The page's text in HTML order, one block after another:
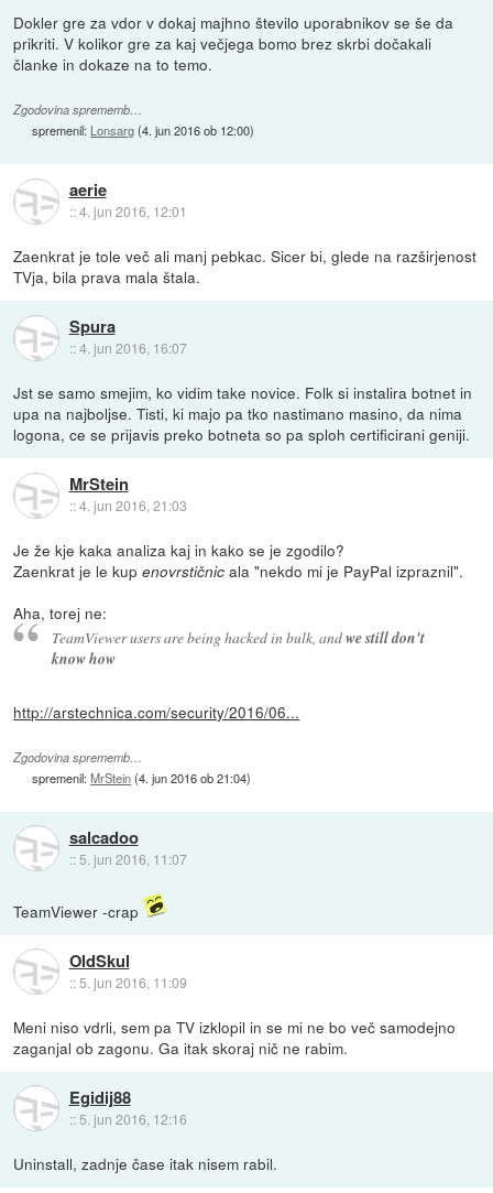
Dokler gre za vdor v dokaj majhno število uporabnikov se še da
prikriti. V kolikor gre za kaj večjega bomo brez skrbi dočakali
članke in dokaze na to temo.
Zgodovina sprememb…
spremenil: Lonsarg(4. jun 2016 ob 12:00)
aerie
::4. jun 2016, 12:01
Zaenkrat je tole več ali manj pebkac. Sicer bi, glede na razširjenost
TVja, bila prava mala štala.
Spura
::4. jun 2016, 16:07
Jst se samo smejim, ko vidim take novice. Folk si instalira botnet in
upa na najboljse. Tisti, ki majo pa tko nastimano masino, da nima
logona, ce se prijavis preko botneta so pa sploh certificirani geniji.
MrStein
::4. jun 2016, 21:03
Je že kje kaka analiza kaj in kako se je zgodilo?
Zaenkrat je le kupenovrstičnic ala "nekdo mi je PayPal izpraznil".
Aha, torej ne:
TeamViewer users are being hacked in bulk, andwe still don't
know how
http://arstechnica.com/security/2016/06...
Zgodovina sprememb…
spremenil:MrStein(4. jun 2016 ob 21:04)
salcadoo
:: 5. jun 2016, 11:07
TeamViewer -crap
OldSkul
::5. jun 2016, 11:09
Meni niso vdrli, sem pa TV izklopil in se mi ne bo več samodejno
zaganjal ob zagonu. Ga itak skoraj nič ne rabim.
Egidij88
:: 5. jun 2016, 12:16
Uninstall, zadnje čase itak nisem rabil.